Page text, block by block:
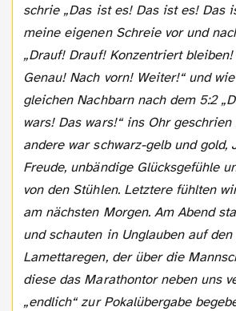
schrie „Das ist es! Das ist es! Das
meine eigenen Schreie vor und
„Drauf! Drauf! Konzentriert
Genau! Nach vorn! Weiter!“ und
gleichen Nachbarn nach dem 5:2
wars! Das wars!“ ins Ohr geschrien
andere war schwarz-gelb und gold,
Freude, unbändige Glücksgefühle
von den Stühlen. Letztere fühlten
am nächsten Morgen. Am Abend
und schauten in Unglauben auf
Lamettaregen, der über die
diese das Marathontor neben uns
„endlich“ zur Pokalübergabe